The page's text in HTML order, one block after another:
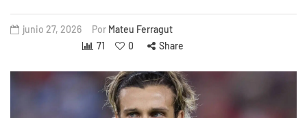
junio 27, 2026 Por Mateu Ferragut
71
0 Share